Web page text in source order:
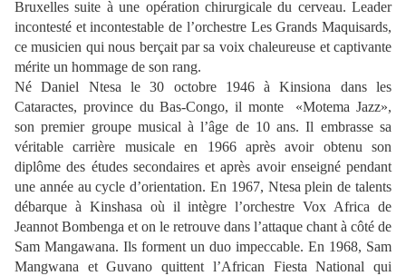
Bruxelles suite à une opération chirurgicale du cerveau. Leader
incontesté et incontestable de l’orchestre Les Grands Maquisards,
ce musicien qui nous berçait par sa voix chaleureuse et captivante
mérite un hommage de son rang.
Né Daniel Ntesa le 30 octobre 1946 à Kinsiona dans les
Cataractes, province du Bas-Congo, il monte «Motema Jazz»,
son premier groupe musical à l’âge de 10 ans. Il embrasse sa
véritable carrière musicale en 1966 après avoir obtenu son
diplôme des études secondaires et après avoir enseigné pendant
une année au cycle d’orientation. En 1967, Ntesa plein de talents
débarque à Kinshasa où il intègre l’orchestre Vox Africa de
Jeannot Bombenga et on le retrouve dans l’attaque chant à côté de
Sam Mangawana. Ils forment un duo impeccable. En 1968, Sam
Mangwana et Guvano quittent l’African Fiesta National qui